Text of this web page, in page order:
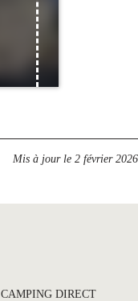
Mis à jour le 2 février 2026
CAMPING DIRECT